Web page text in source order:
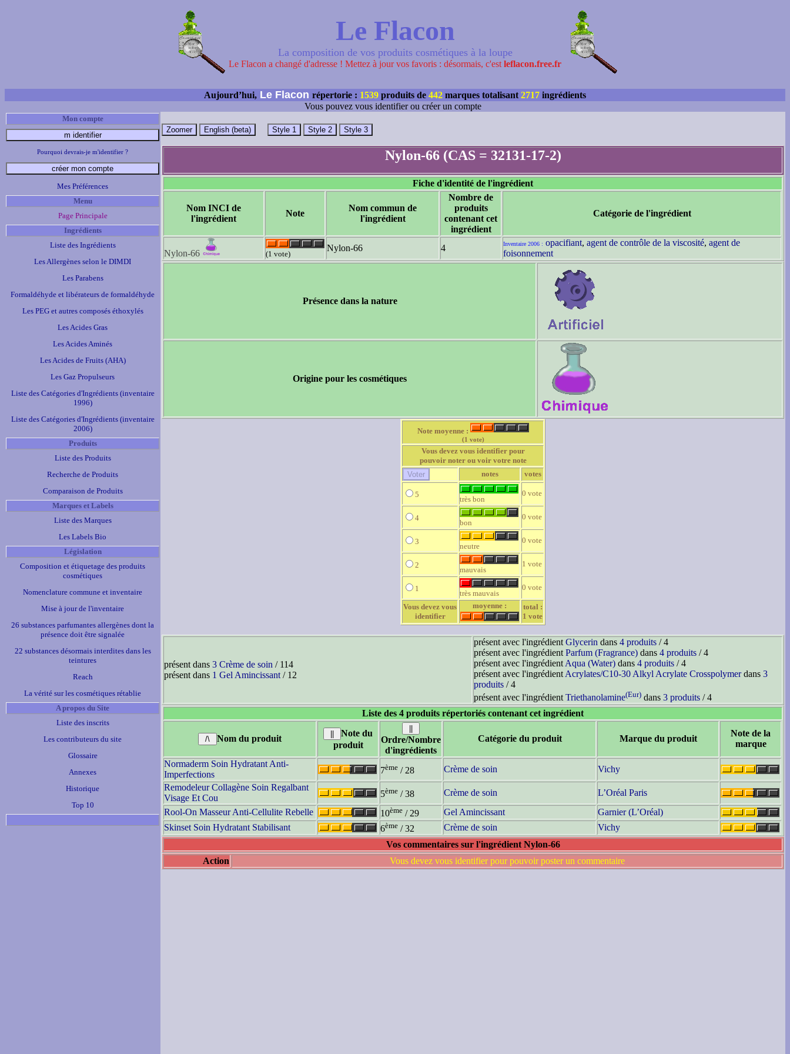
Le Flacon
La composition de vos produits cosmétiques à la loupe
Le Flacon a changé d'adresse ! Mettez à jour vos favoris : désormais, c'est leflacon.free.fr
Aujourd’hui, Le Flacon répertorie : 1539 produits de 442 marques totalisant 2717 ingrédients
Vous pouvez vous identifier ou créer un compte
Mon compte
Pourquoi devrais-je m'identifier ?
Mes Préférences
Menu
Page Principale
Ingrédients
Liste des Ingrédients
Les Allergènes selon le DIMDI
Les Parabens
Formaldéhyde et libérateurs de formaldéhyde
Les PEG et autres composés éthoxylés
Les Acides Gras
Les Acides Aminés
Les Acides de Fruits (AHA)
Les Gaz Propulseurs
Liste des Catégories d'Ingrédients (inventaire
1996)
Liste des Catégories d'Ingrédients (inventaire
2006)
Produits
Liste des Produits
Recherche de Produits
Comparaison de Produits
Marques et Labels
Liste des Marques
Les Labels Bio
Législation
Composition et étiquetage des produits
cosmétiques
Nomenclature commune et inventaire
Mise à jour de l'inventaire
26 substances parfumantes allergènes dont la
présence doit être signalée
22 substances désormais interdites dans les
teintures
Reach
La vérité sur les cosmétiques rétablie
A propos du Site
Liste des inscrits
Les contributeurs du site
Glossaire
Annexes
Historique
Top 10
Nylon-66 (CAS = 32131-17-2)
Fiche d'identité de l'ingrédient
Nom INCI de
l'ingrédient
Note
Nom commun de
l'ingrédient
Nombre de
produits
contenant cet
ingrédient
Catégorie de l'ingrédient
Nylon-66 (1 vote)
Nylon-66 4 Inventaire 2006 : opacifiant, agent de contrôle de la viscosité, agent de
foisonnement
Présence dans la nature
Origine pour les cosmétiques
Note moyenne :
(1 vote)
Vous devez vous identifier pour
pouvoir noter ou voir votre note
notes
votes
5
très bon
0 vote
4
bon
0 vote
3
neutre
0 vote
2
mauvais
1 vote
1
très mauvais
0 vote
Vous devez vous
identifier
moyenne :
total :
1 vote
présent dans 3 Crème de soin / 114
présent dans 1 Gel Amincissant / 12
présent avec l'ingrédient Glycerin dans 4 produits / 4
présent avec l'ingrédient Parfum (Fragrance) dans 4 produits / 4
présent avec l'ingrédient Aqua (Water) dans 4 produits / 4
présent avec l'ingrédient Acrylates/C10-30 Alkyl Acrylate Crosspolymerdans 3
produits / 4
présent avec l'ingrédient Triethanolamine(Eur) dans 3 produits / 4
Liste des 4 produits répertoriés contenant cet ingrédient
Nom du produit
Note du
produit
Ordre/Nombre
d'ingrédients
Catégorie du produit Marque du produit
Note de la
marque
Normaderm Soin Hydratant Anti-
Imperfections
7ème / 28 Crème de soin
Vichy
Remodeleur Collagène Soin Regalbant
Visage Et Cou
5ème / 38 Crème de soin
L’Oréal Paris
Rool-On Masseur Anti-Cellulite Rebelle
10ème / 29 Gel Amincissant
Garnier (L’Oréal)
Skinset Soin Hydratant Stabilisant
6ème / 32 Crème de soin
Vichy
Vos commentaires sur l'ingrédient Nylon-66
Action
Vous devez vous identifier pour pouvoir poster un commentaire